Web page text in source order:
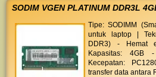
SODIM VGEN PLATINUM DDR3L
Tipe: SODIMM
untuk laptop |
DDR3) - Hemat
Kapasitas: 4GB
Kecepatan:
transfer data antara